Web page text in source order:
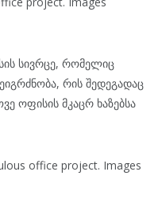
სივრცე, რომელიც
რის შედეგადაც
ოფისის მკაცრ ხაზებსა